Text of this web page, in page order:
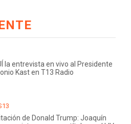
la entrevista en vivo al Presidente
Kast en T13 Radio
de Donald Trump: Joaquín